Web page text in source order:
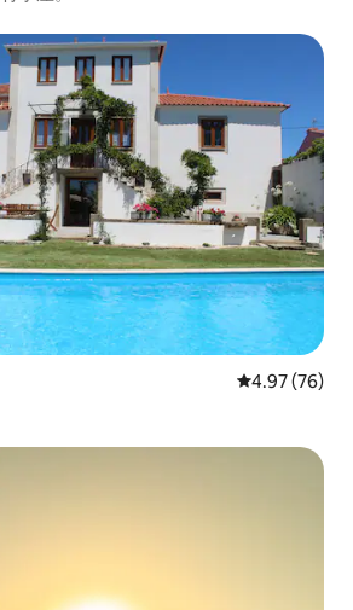
平均评分
4.97 (76)